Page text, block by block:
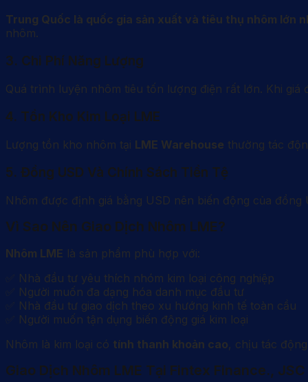
Trung Quốc là quốc gia sản xuất và tiêu thụ nhôm lớn
nhôm.
3. Chi Phí Năng Lượng
Quá trình luyện nhôm tiêu tốn lượng điện rất lớn. Khi
4. Tồn Kho Kim Loại LME
Lượng tồn kho nhôm tại LME Warehouse thường tác
5. Đồng USD Và Chính Sách Tiền Tệ
Nhôm được định giá bằng USD nên biến động của
Vì Sao Nên Giao Dịch Nhôm LME?
Nhôm LME là sản phẩm phù hợp với:
✅ Nhà đầu tư yêu thích nhóm kim loại công nghiệp
✅ Người muốn đa dạng hóa danh mục đầu tư
✅ Nhà đầu tư giao dịch theo xu hướng kinh tế toàn cầu
✅ Người muốn tận dụng biến động giá kim loại
Nhôm là kim loại có tính thanh khoản cao, chịu tác
Giao Dịch Nhôm LME Tại Fintex Finance., JSC